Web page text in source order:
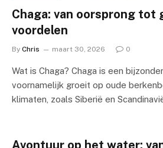
Chaga: van oorsprong tot
voordelen
By Chris maart 30, 2026 0
Wat is Chaga? Chaga is een
voornamelijk groeit op oude
klimaten, zoals Siberië en
Avontuur op het water: